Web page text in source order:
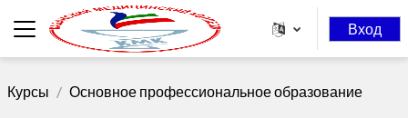
Перейти к основному содержанию
Боковая панель
Вход
Курсы Основное профессиональное образование